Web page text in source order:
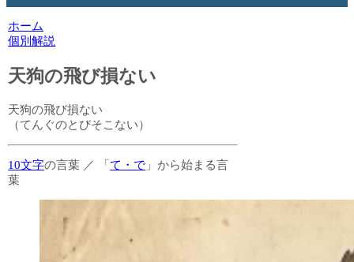
ホーム
個別解説
天狗の飛び損ない
天狗の飛び損ない
（てんぐのとびそこない）
10文字の言葉 ／ 「て・で 」から始まる言
葉